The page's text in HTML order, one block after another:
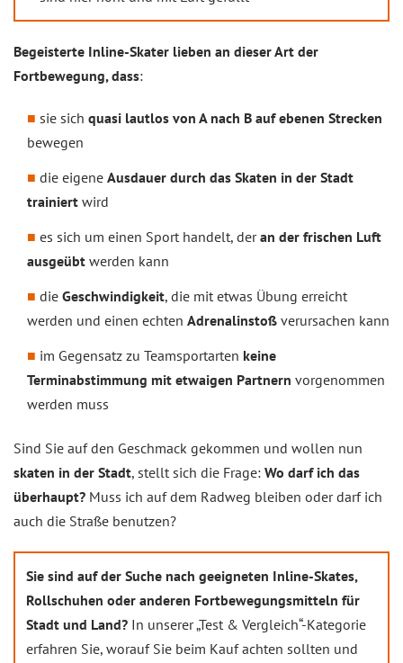
Begeisterte Inline-Skater lieben an dieser Art der
Fortbewegung, dass:
sie sich quasi lautlos von A nach B auf ebenen Strecken
bewegen
die eigene Ausdauer durch das Skaten in der Stadt
trainiert wird
es sich um einen Sport handelt, deran der frischen Luft
ausgeübt werden kann
die Geschwindigkeit, die mit etwas Übung erreicht
werden und einen echten Adrenalinstoß verursachen kann
im Gegensatz zu Teamsportarten keine
Terminabstimmung mit etwaigen Partnern vorgenommen
werden muss
Sind Sie auf den Geschmack gekommen und wollen nun
skaten in der Stadt, stellt sich die Frage: Wo darf ich das
überhaupt? Muss ich auf dem Radweg bleiben oder darf ich
auch die Straße benutzen?
Sie sind auf der Suche nach geeigneten Inline-Skates,
Rollschuhen oder anderen Fortbewegungsmitteln für
Stadt und Land? In unserer „Test & Vergleich“-Kategorie
erfahren Sie, worauf Sie beim Kauf achten sollten und